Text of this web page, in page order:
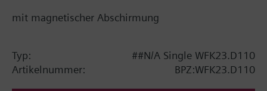
mit magnetischer Abschirmung
Typ:
##N/A Single WFK23.D110
Artikelnummer:
BPZ:WFK23.D110